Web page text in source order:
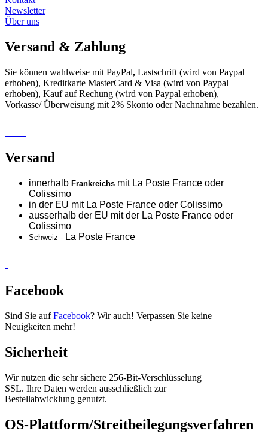
Newsletter
Über uns
Versand & Zahlung
Sie können wahlweise mit PayPal, Lastschrift (wird von Paypal
erhoben), Kreditkarte MasterCard & Visa (wird von Paypal
erhoben), Kauf auf Rechung (wird von Paypal erhoben),
Vorkasse/ Überweisung mit 2% Skonto oder Nachnahme bezahlen.
Versand
innerhalb Frankreichs mit La Poste France oder
Colissimo
in der EU mit La Poste France oder Colissimo
ausserhalb der EU mit der La Poste France oder
Colissimo
Schweiz - La Poste France
Facebook
Sind Sie aufFacebook? Wir auch! Verpassen Sie keine
Neuigkeiten mehr!
Sicherheit
Wir nutzen die sehr sichere 256-Bit-Verschlüsselung
SSL. Ihre Daten werden ausschließlich zur
Bestellabwicklung genutzt.
OS-Plattform/Streitbeilegungsverfahren